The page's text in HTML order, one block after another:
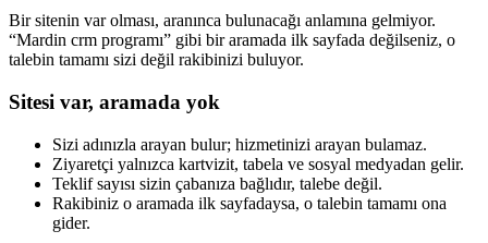
Bir sitenin var olması, aranınca bulunacağı anlamına gelmiyor.
“Mardin crm programı” gibi bir aramada ilk sayfada değilseniz, o
talebin tamamı sizi değil rakibinizi buluyor.
Sitesi var, aramada yok
Sizi adınızla arayan bulur; hizmetinizi arayan bulamaz.
Ziyaretçi yalnızca kartvizit, tabela ve sosyal medyadan gelir.
Teklif sayısı sizin çabanıza bağlıdır, talebe değil.
Rakibiniz o aramada ilk sayfadaysa, o talebin tamamı ona
gider.